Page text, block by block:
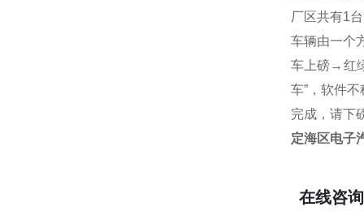
厂区共有1
车辆由一个
车上磅→ 红
车” ，软件
完成，请下
定海区电子
在线咨询